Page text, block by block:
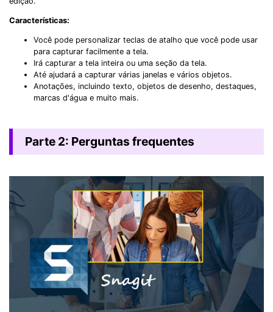
Características:
Você pode personalizar teclas de atalho que você pode usar
para capturar facilmente a tela.
Irá capturar a tela inteira ou uma seção da tela.
Até ajudará a capturar várias janelas e vários objetos.
Anotações, incluindo texto, objetos de desenho, destaques,
marcas d'água e muito mais.
Parte 2: Perguntas frequentes